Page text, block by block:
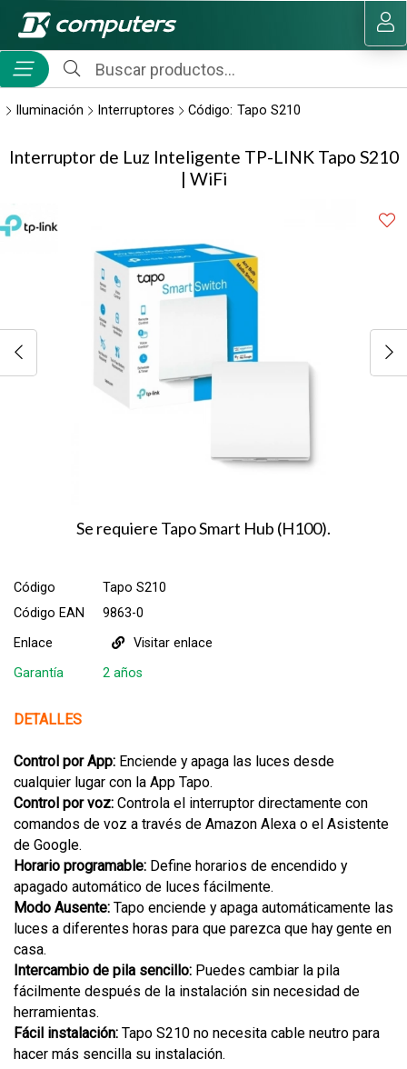
Compartir por email
Enviar
MI COMPRA
Iluminación Interruptores Código: Tapo S210
Interruptor de Luz Inteligente TP-LINK Tapo S210
| WiFi
Se requiere Tapo Smart Hub (H100).
Código
Tapo S210
Código EAN
9863-0
Enlace
Visitar enlace
Garantía
2 años
DETALLES
Control por App: Enciende y apaga las luces desde
cualquier lugar con la App Tapo.
Control por voz: Controla el interruptor directamente con
comandos de voz a través de Amazon Alexa o el Asistente
de Google.
Horario programable: Define horarios de encendido y
apagado automático de luces fácilmente.
Modo Ausente: Tapo enciende y apaga automáticamente las
luces a diferentes horas para que parezca que hay gente en
casa.
Intercambio de pila sencillo: Puedes cambiar la pila
fácilmente después de la instalación sin necesidad de
herramientas.
Fácil instalación: Tapo S210 no necesita cable neutro para
hacer más sencilla su instalación.